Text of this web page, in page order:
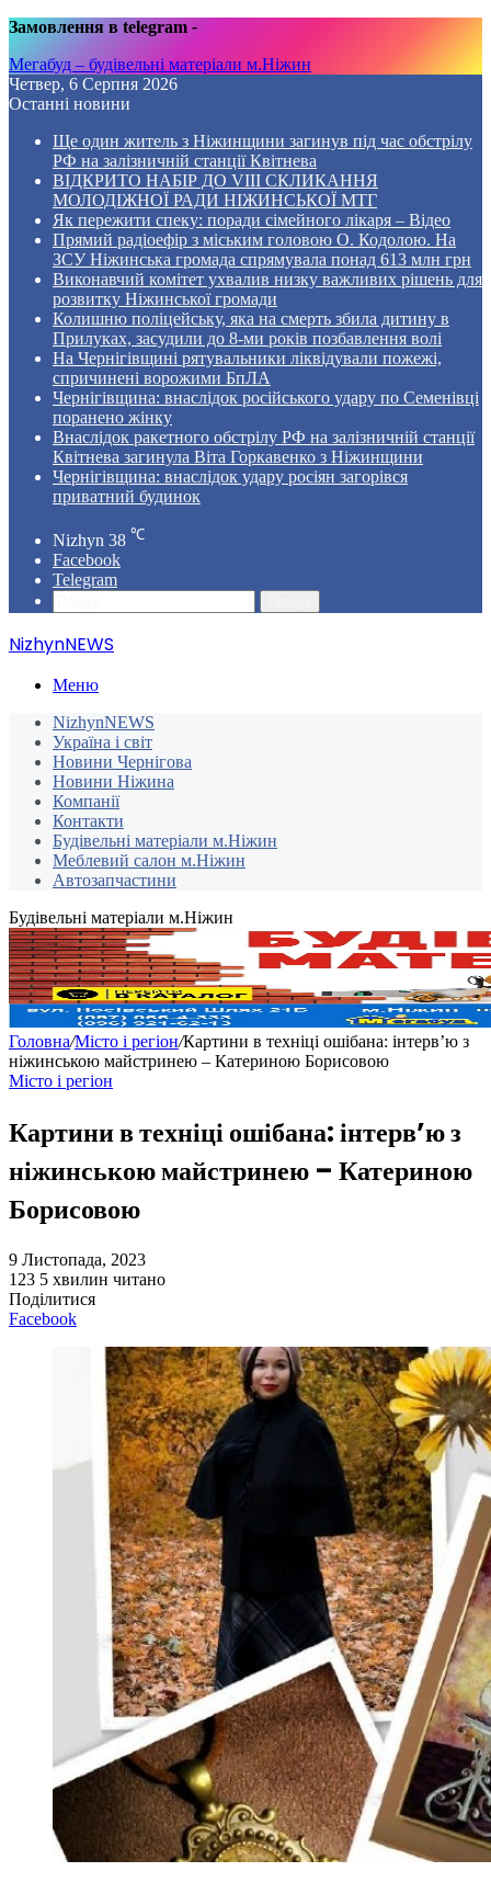
Замовлення в telegram -
Мегабуд – будівельні матеріали м.Ніжин
Четвер, 6 Серпня 2026
Останні новини
Ще один житель з Ніжинщини загинув під час обстрілу
РФ на залізничній станції Квітнева
ВІДКРИТО НАБІР ДО VIII СКЛИКАННЯ
МОЛОДІЖНОЇ РАДИ НІЖИНСЬКОЇ МТГ
Як пережити спеку: поради сімейного лікаря – Відео
Прямий радіоефір з міським головою О. Кодолою. На
ЗСУ Ніжинська громада спрямувала понад 613 млн грн
Виконавчий комітет ухвалив низку важливих рішень для
розвитку Ніжинської громади
Колишню поліцейську, яка на смерть збила дитину в
Прилуках, засудили до 8-ми років позбавлення волі
На Чернігівщині рятувальники ліквідували пожежі,
спричинені ворожими БпЛА
Чернігівщина: внаслідок російського удару по Семенівці
поранено жінку
Внаслідок ракетного обстрілу РФ на залізничній станції
Квітнева загинула Віта Горкавенко з Ніжинщини
Чернігівщина: внаслідок удару росіян загорівся
приватний будинок
Nizhyn 38 ℃
Facebook
Telegram
NizhynNEWS
Меню
NizhynNEWS
Україна і світ
Новини Чернігова
Новини Ніжина
Компанії
Контакти
Будівельні матеріали м.Ніжин
Меблевий салон м.Ніжин
Автозапчастини
Будівельні матеріали м.Ніжин
Головна/Місто і регіон/Картини в техніці ошібана: інтерв’ю з
ніжинською майстринею – Катериною Борисовою
Місто і регіон
Картини в техніці ошібана: інтерв’ю з
ніжинською майстринею – Катериною
Борисовою
9 Листопада, 2023
123 5 хвилин читано
Поділитися
Facebook